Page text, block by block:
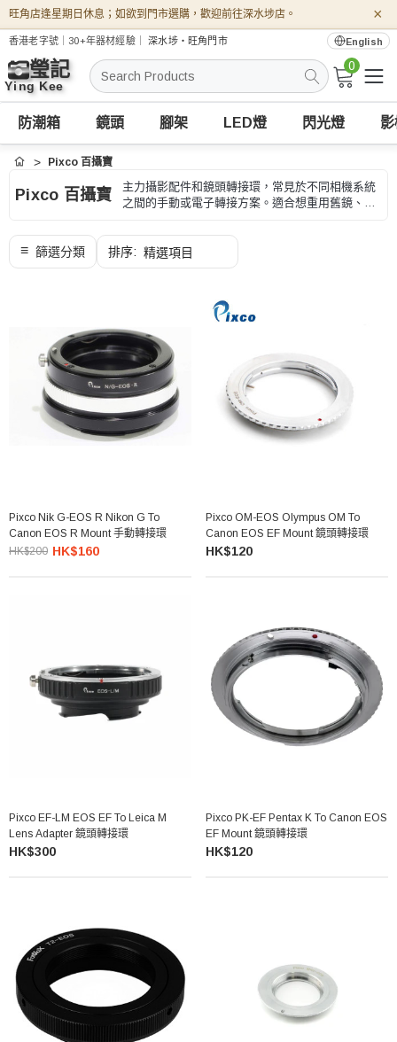
旺角店逢星期日休息；如欲到門市選購，歡迎前往深水埗店。 ×
香港老字號｜30+年器材經驗｜深水埗・旺角門市 English
搜
索
0
防潮箱 鏡頭 腳架 LED燈 閃光燈
首頁 Pixco 百攝寶
Pixco 百攝寶
主力攝影配件和鏡頭轉接環，常見於不同相機系統
之間的手動或電子轉接方案。適合想重用舊鏡、嘗
時要按機身和鏡頭接環核對。
Pixco Nik G-EOS R Nikon G To
Canon EOS R Mount 手動轉接環
HK$200 HK$160
Pixco OM-EOS Olympus OM To
Canon EOS EF Mount 鏡頭轉接環
HK$120
Pixco EF-LM EOS EF To Leica M
Lens Adapter 鏡頭轉接環
HK$300
Pixco PK-EF Pentax K To Canon EOS
EF Mount 鏡頭轉接環
HK$120